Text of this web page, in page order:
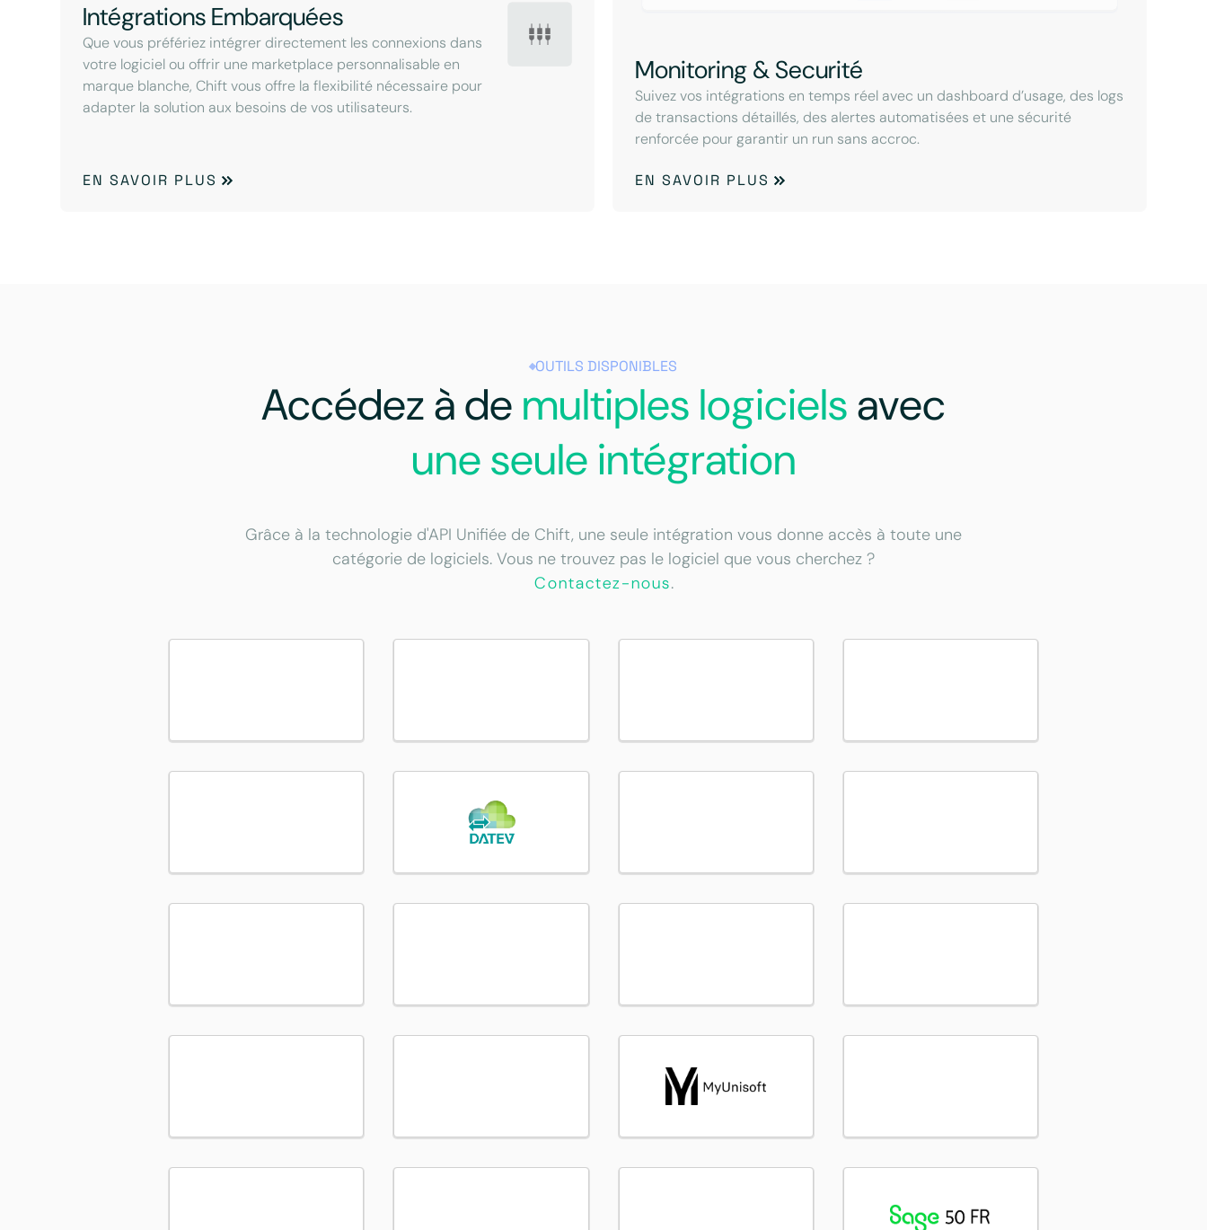
Intégrations Embarquées
Que vous préfériez intégrer directement les connexions dans
votre logiciel ou offrir une marketplace personnalisable en
marque blanche, Chift vous offre la flexibilité nécessaire pour
adapter la solution aux besoins de vos utilisateurs.
EN SAVOIR PLUS
Monitoring & Securité
Suivez vos intégrations en temps réel avec un dashboard d’usage, des logs
de transactions détaillés, des alertes automatisées et une sécurité
renforcée pour garantir un run sans accroc.
EN SAVOIR PLUS
OUTILS DISPONIBLES
Accédez à de multiples logicielsavec
une seule intégration
Grâce à la technologie d'API Unifiée de Chift, une seule intégration vous donne accès à toute une
catégorie de logiciels. Vous ne trouvez pas le logiciel que vous cherchez ?
Contactez-nous.